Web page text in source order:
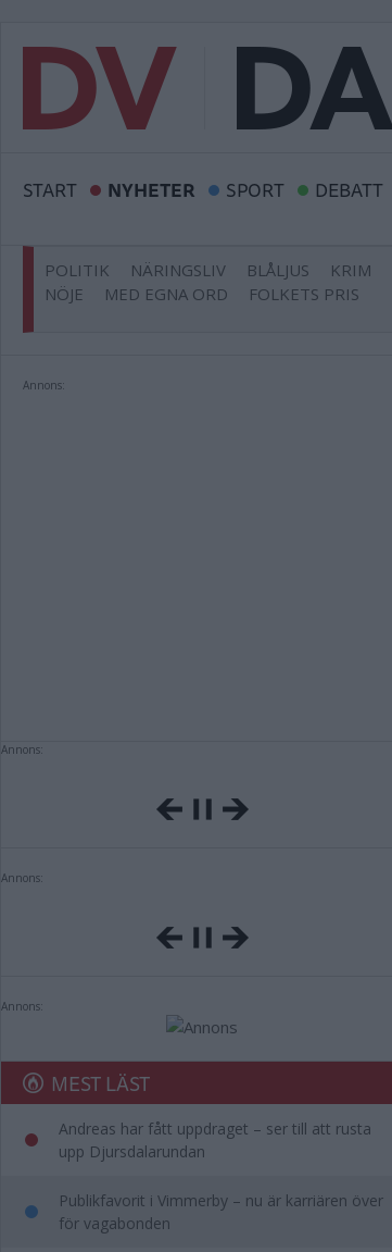
START NYHETER SPORT DEBATT
POLITIK NÄRINGSLIV BLÅLJUS KRIM
NÖJE
MED EGNA ORD FOLKETS PRIS
Annons:
Annons:
Annons:
Annons:
MEST LÄST
Andreas har fått uppdraget – ser till att rusta
upp Djursdalarundan
Publikfavorit i Vimmerby – nu är karriären över
för vagabonden